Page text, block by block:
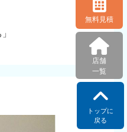
無料見積
店舗
一覧
トップに
戻る